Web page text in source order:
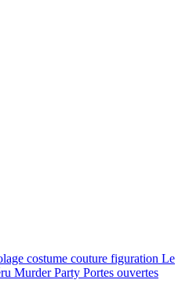
costume couture figuration Le
Murder Party Portes ouvertes